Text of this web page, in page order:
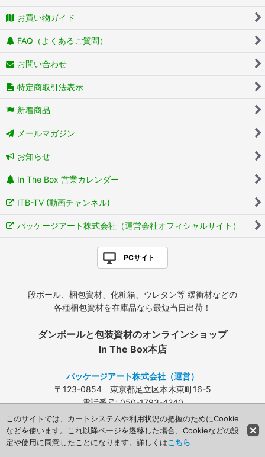
お買い物ガイド
FAQ（よくあるご質問）
お問い合わせ
特定商取引法表示
新着商品
メールマガジン
お知らせ
In The Box 営業カレンダー
ITB-TV (動画チャンネル)
パッケージアート株式会社（運営会社オフィシャルサイト）
PCサイト
段ボール、梱包資材、化粧箱、ウレタン等 緩衝材などの
各種梱包資材を在庫品なら最短当日出荷！
ダンボールと包装資材のオンラインショップ
In The Box本店
パッケージアート株式会社（運営）
〒123-0854 東京都足立区本木東町16-5
電話番号: 050-1793-4240
FAX: 03-3840-4424
メールアドレス:info@packageart.co.jp
Copyright (C) 2008 Packageart. All Rights Reserved.
このサイトでは、カートシステムや利用状況の把握のためにCookie
などを使います。これ以降ページを遷移した場合、Cookieなどの設
定や使用に同意したことになります。詳しくはこちら